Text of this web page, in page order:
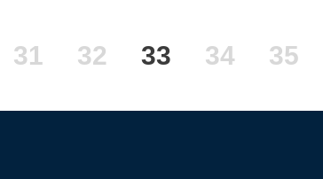
Page
31 Page
32
Текущая
33 Page
34 Page
35